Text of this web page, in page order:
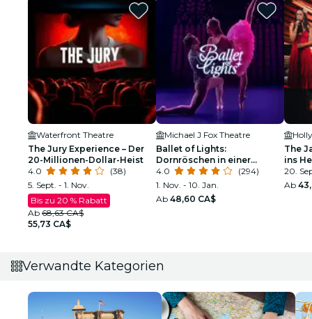
Waterfront Theatre
The Jury Experience – Der
20-Millionen-Dollar-Heist
4.0
(38)
5. Sept. - 1. Nov.
Bis zu 20 % Rabatt
Ab 68,63 CA$
55,73 CA$
Michael J Fox Theatre
Ballet of Lights:
Dornröschen in einer
funkelnden Show
4.0
(294)
1. Nov. - 10. Jan.
Ab 48,60 CA$
The
ins
20.
Ab
Verwandte Kategorien